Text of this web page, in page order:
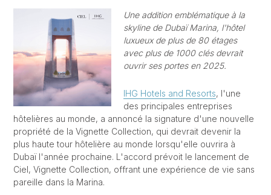
Une addition emblématique à la
skyline de Dubaï Marina, l'hôtel
luxueux de plus de 80 étages
avec plus de 1000 clés devrait
ouvrir ses portes en 2025.
IHG Hotels and Resorts, l'une
des principales entreprises
hôtelières au monde, a annoncé la signature d'une nouvelle
propriété de la Vignette Collection, qui devrait devenir la
plus haute tour hôtelière au monde lorsqu'elle ouvrira à
Dubaï l'année prochaine. L'accord prévoit le lancement de
Ciel, Vignette Collection, offrant une expérience de vie sans
pareille dans la Marina.